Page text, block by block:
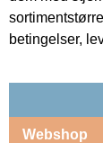
betingelser,
Webshop